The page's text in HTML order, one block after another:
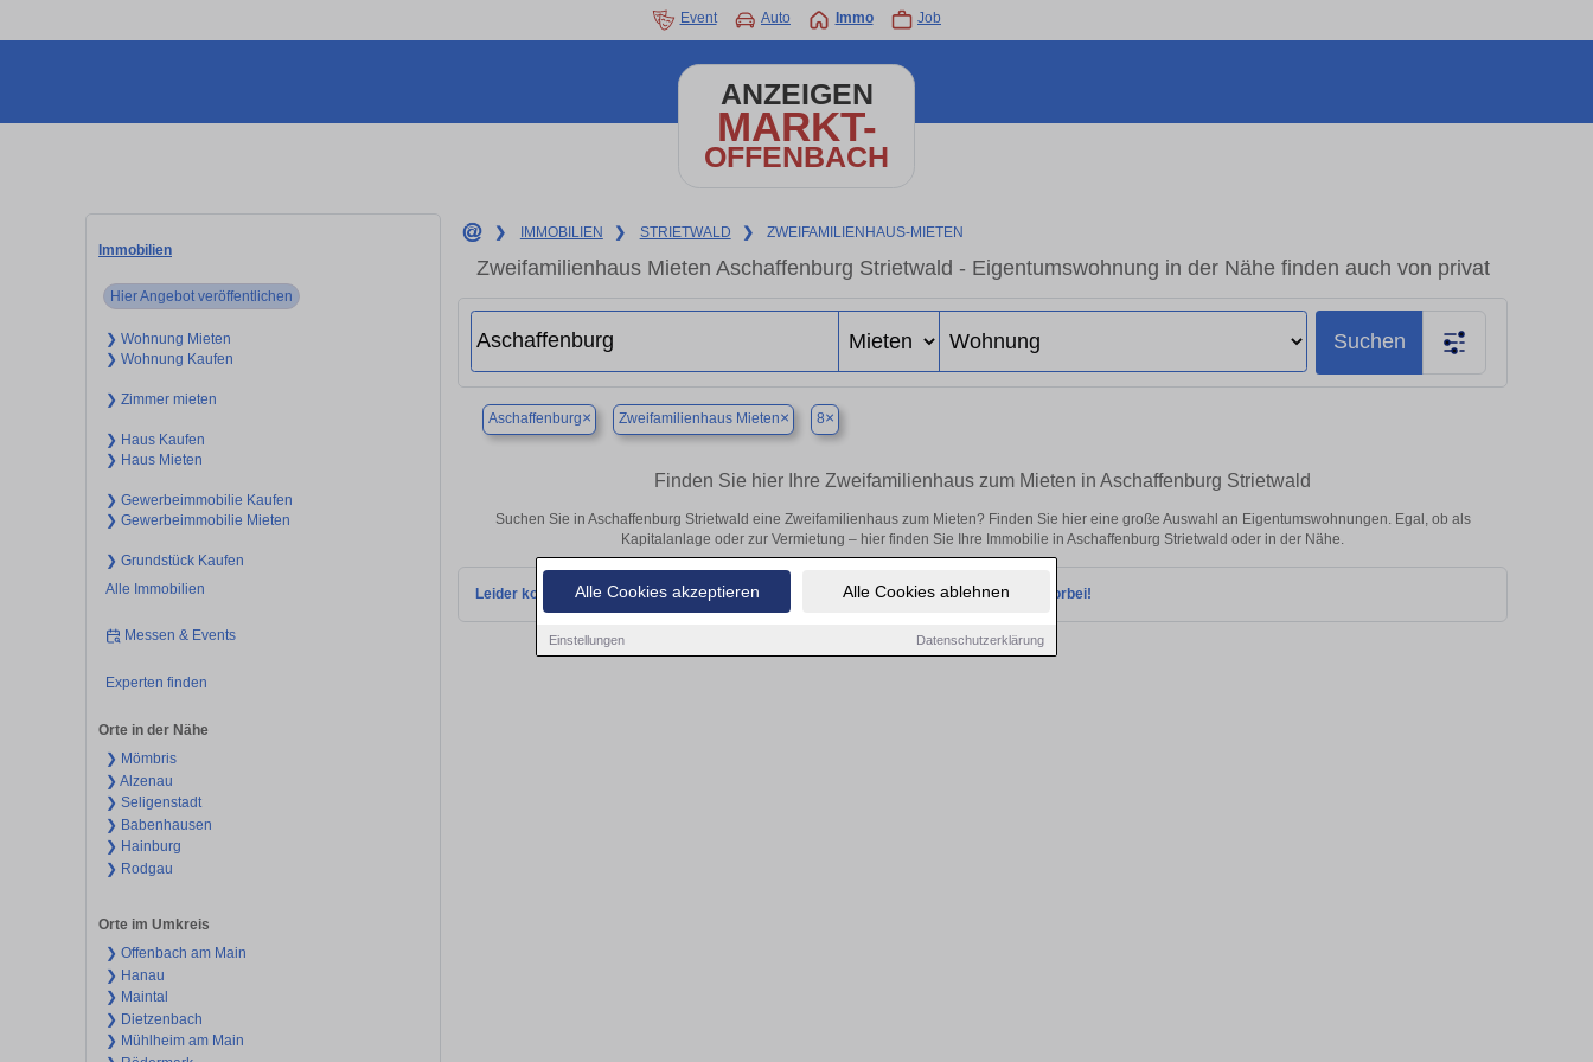
Alle Cookies akzeptieren Alle Cookies ablehnen
Einstellungen Datenschutzerklärung
Event Auto Immo Job
ANZEIGEN
MARKT-
OFFENBACH
Immobilien
Hier Angebot veröffentlichen
❯ Wohnung Mieten
❯ Wohnung Kaufen
❯ Zimmer mieten
❯ Haus Kaufen
❯ Haus Mieten
❯ Gewerbeimmobilie Kaufen
❯ Gewerbeimmobilie Mieten
❯ Grundstück Kaufen
Alle Immobilien
Messen & Events
Experten finden
Orte in der Nähe
❯ Mömbris
❯ Alzenau
❯ Seligenstadt
❯ Babenhausen
❯ Hainburg
❯ Rodgau
Orte im Umkreis
❯ Offenbach am Main
❯ Hanau
❯ Maintal
❯ Dietzenbach
❯ Mühlheim am Main
❯ IMMOBILIEN ❯ STRIETWALD ❯ ZWEIFAMILIENHAUS-MIETEN
Zweifamilienhaus Mieten Aschaffenburg Strietwald - Eigentumswohnung in der Nähe finden auch von privat
Suchen
Aschaffenburg× Zweifamilienhaus Mieten× 8×
Finden Sie hier Ihre Zweifamilienhaus zum Mieten in Aschaffenburg Strietwald
Suchen Sie in Aschaffenburg Strietwald eine Zweifamilienhaus zum Mieten? Finden Sie hier eine große Auswahl an Eigentumswohnungen. Egal, ob als
Kapitalanlage oder zur Vermietung – hier finden Sie Ihre Immobilie in Aschaffenburg Strietwald oder in der Nähe.
Leider konnten wir derzeit keine passenden Objekte finden. Schauen Sie bald wieder vorbei!